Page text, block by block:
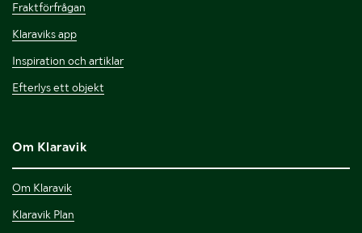
Fraktförfrågan
Klaraviks app
Inspiration och artiklar
Efterlys ett objekt
Om Klaravik
Om Klaravik
Klaravik Plan